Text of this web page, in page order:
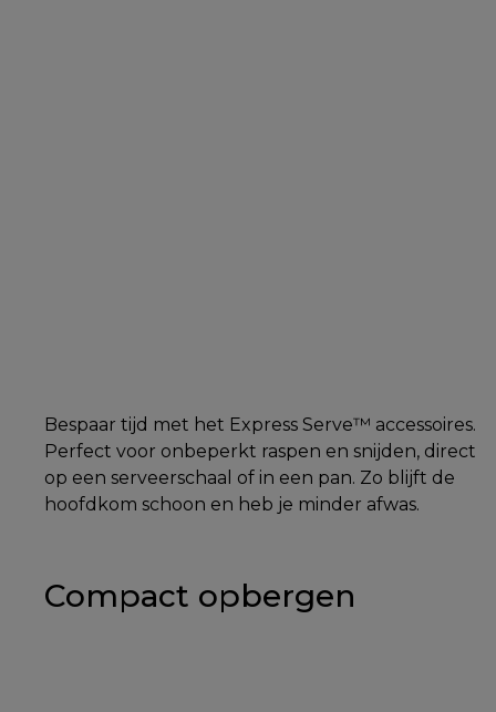
Bespaar tijd met het Express Serve™ accessoires.
Perfect voor onbeperkt raspen en snijden, direct
op een serveerschaal of in een pan. Zo blijft de
hoofdkom schoon en heb je minder afwas.
Compact opbergen